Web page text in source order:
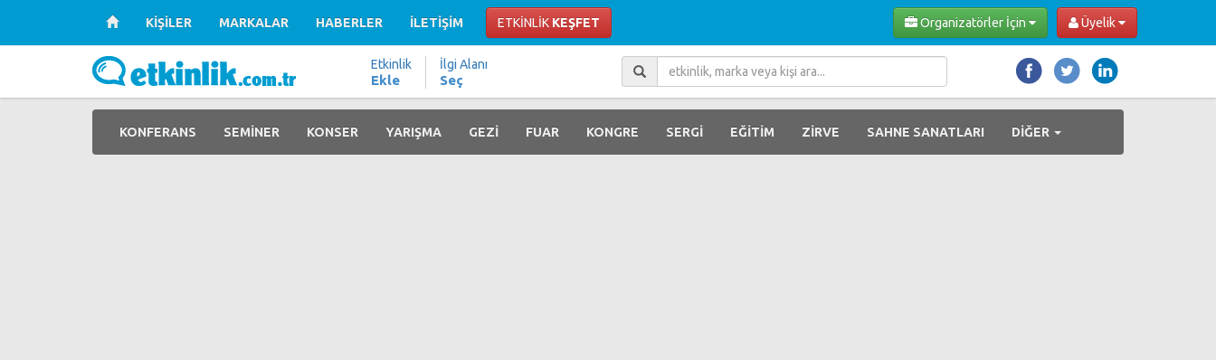
KİŞİLER MARKALAR HABERLER İLETİŞİM ETKİNLİK KEŞFET Üyelik
Organizatörler İçin
Etkinlik
Ekle
İlgi Alanı
Seç
KONFERANS SEMİNER KONSER YARIŞMA GEZİ FUAR KONGRE SERGİ EĞİTİM ZİRVE SAHNE SANATLARI DİĞER